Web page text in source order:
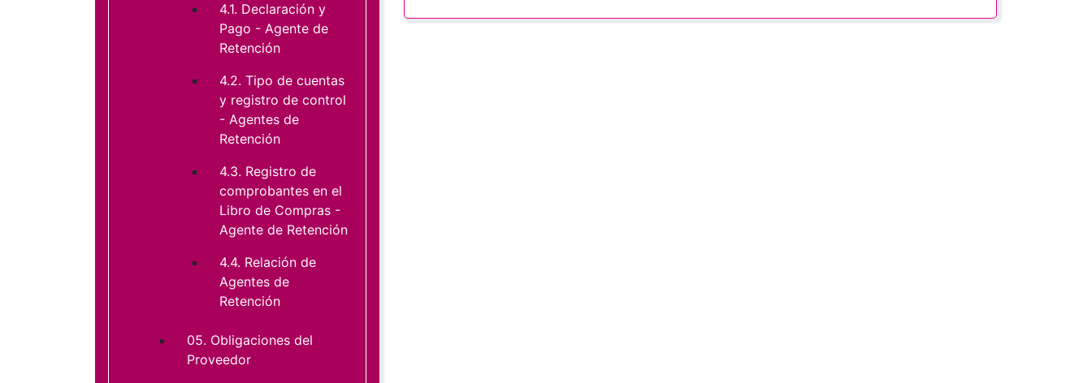
4.1. Declaración y
Pago - Agente de
Retención
4.2. Tipo de cuentas
y registro de control
- Agentes de
Retención
4.3. Registro de
comprobantes en el
Libro de Compras -
Agente de Retención
4.4. Relación de
Agentes de
Retención
05. Obligaciones del
Proveedor